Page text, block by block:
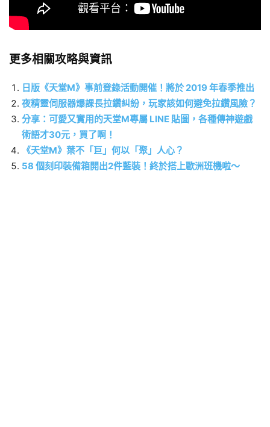
更多相關攻略與資訊
日版《天堂M》事前登錄活動開催！將於 2019 年春季推出
夜精靈伺服器爆課長拉鑽糾紛，玩家該如何避免拉鑽風險？
分享：可愛又實用的天堂M專屬 LINE 貼圖，各種傳神遊戲
術語才30元，買了啊！
《天堂M》葉不「巨」何以「聚」人心？
58 個刻印裝備箱開出2件藍裝！終於搭上歐洲班機啦～